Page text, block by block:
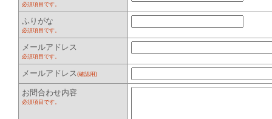
必須項目です。
ふりがな
必須項目です。
メールアドレス
必須項目です。
メールアドレス (確認用)
お問合わせ内容
必須項目です。